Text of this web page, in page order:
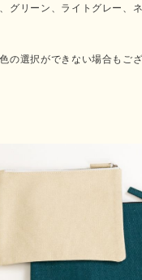
リーン、ライトグレー、
の選択ができない場合もござ